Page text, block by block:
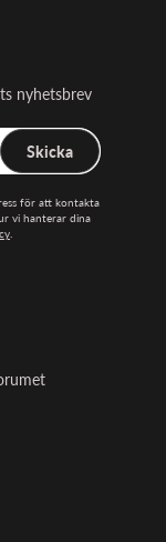
nyhetsbrev
Skicka
för att kontakta
vi hanterar dina
.